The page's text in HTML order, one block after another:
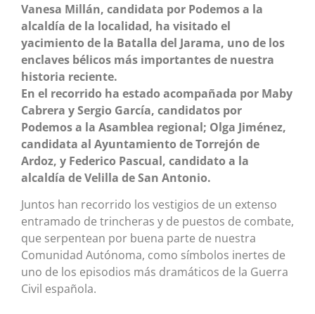
Vanesa Millán, candidata por Podemos a la
alcaldía de la localidad, ha visitado el
yacimiento de la Batalla del Jarama, uno de los
enclaves bélicos más importantes de nuestra
historia reciente.
En el recorrido ha estado acompañada por Maby
Cabrera y Sergio García, candidatos por
Podemos a la Asamblea regional; Olga Jiménez,
candidata al Ayuntamiento de Torrejón de
Ardoz, y Federico Pascual, candidato a la
alcaldía de Velilla de San Antonio.
Juntos han recorrido los vestigios de un extenso
entramado de trincheras y de puestos de combate,
que serpentean por buena parte de nuestra
Comunidad Autónoma, como símbolos inertes de
uno de los episodios más dramáticos de la Guerra
Civil española.